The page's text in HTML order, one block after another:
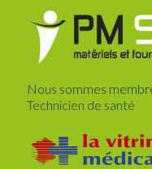
Nous sommes
Technicien de santé